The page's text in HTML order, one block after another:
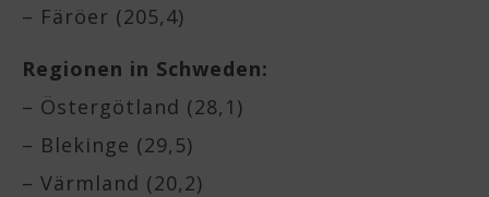
– Färöer (205,4)
Regionen in Schweden:
– Östergötland (28,1)
– Blekinge (29,5)
– Värmland (20,2)